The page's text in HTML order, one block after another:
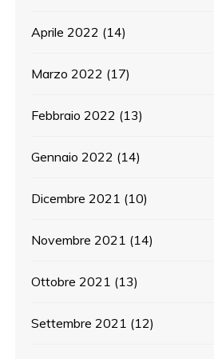
Aprile 2022 (14)
Marzo 2022 (17)
Febbraio 2022 (13)
Gennaio 2022 (14)
Dicembre 2021 (10)
Novembre 2021 (14)
Ottobre 2021 (13)
Settembre 2021 (12)